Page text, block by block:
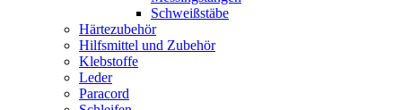
Schweißstäbe
Härtezubehör
Hilfsmittel und Zubehör
Klebstoffe
Leder
Paracord